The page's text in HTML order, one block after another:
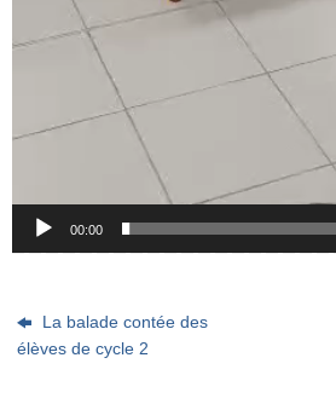
00:00
La balade contée des
élèves de cycle 2